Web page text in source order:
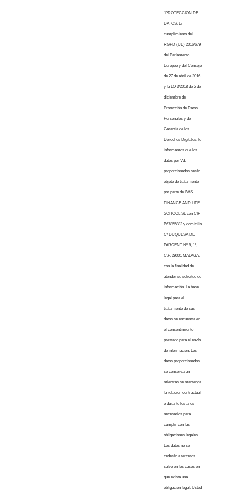
“PROTECCION DE
DATOS: En
cumplimiento del
RGPD (UE) 2016/679
del Parlamento
Europeo y del Consejo
de 27 de abril de 2016
y la LO 3/2018 de 5 de
diciembre de
Protección de Datos
Personales y de
Garantía de los
Derechos Digitales, le
informamos que los
datos por Vd.
proporcionados serán
objeto de tratamiento
por parte de LWS
FINANCE AND LIFE
SCHOOL SL con CIF
B67855882 y domicilio
C/ DUQUESA DE
PARCENT Nº 8, 1º,
C.P. 29001 MALAGA,
con la finalidad de
atender su solicitud de
información. La base
legal para el
tratamiento de sus
datos se encuentra en
el consentimiento
prestado para el envío
de información. Los
datos proporcionados
se conservarán
mientras se mantenga
la relación contractual
o durante los años
necesarios para
cumplir con las
obligaciones legales.
Los datos no se
cederán a terceros
salvo en los casos en
que exista una
obligación legal. Usted